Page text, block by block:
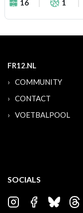
16
1
FR12.NL
COMMUNITY
CONTACT
VOETBALPOOL
SOCIALS